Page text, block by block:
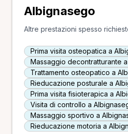
Albignasego
Altre prestazioni spesso
Prima visita osteopatica a
Massaggio decontratturante
Trattamento osteopatico a
Rieducazione posturale a
Prima visita fisioterapica a
Visita di controllo a
Massaggio sportivo a
Rieducazione motoria a